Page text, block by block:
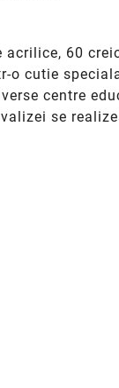
60
o cutie
centre
se